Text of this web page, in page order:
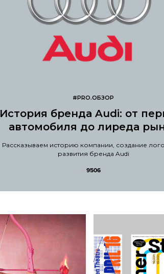
#PRO.ОБЗОР
История бренда Audi: от
автомобиля до лиреда
Рассказываем историю компании, создание
развития бренда Audi
9506